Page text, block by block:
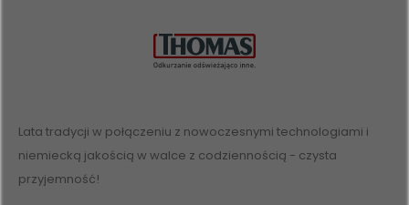
Lata tradycji w połączeniu z nowoczesnymi technologiami i
niemiecką jakością w walce z codziennością - czysta
przyjemność!